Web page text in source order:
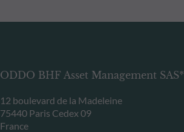
ODDO BHF Asset Management SAS*
12 boulevard de la Madeleine
75440 Paris Cedex 09
France